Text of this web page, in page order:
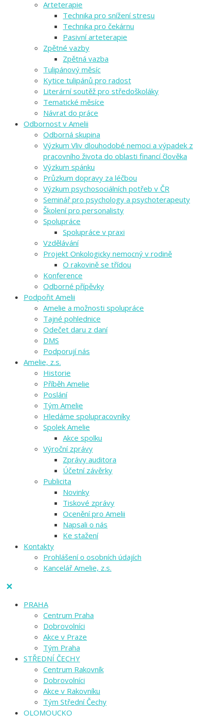
Arteterapie
Technika pro snížení stresu
Technika pro čekárnu
Pasivní arteterapie
Zpětné vazby
Zpětná vazba
Tulipánový měsíc
Kytice tulipánů pro radost
Literární soutěž pro středoškoláky
Tematické měsíce
Návrat do práce
Odbornost v Amelii
Odborná skupina
Výzkum Vliv dlouhodobé nemoci a výpadek z
pracovního života do oblasti financí člověka
Výzkum spánku
Průzkum dopravy za léčbou
Výzkum psychosociálních potřeb v ČR
Seminář pro psychology a psychoterapeuty
Školení pro personalisty
Spolupráce
Spolupráce v praxi
Vzdělávání
Projekt Onkologicky nemocný v rodině
O rakovině se třídou
Konference
Odborné přípěvky
Podpořit Amelii
Amelie a možnosti spolupráce
Tajné pohlednice
Odečet daru z daní
DMS
Podporují nás
Amelie, z.s.
Historie
Příběh Amelie
Poslání
Tým Amelie
Hledáme spolupracovníky
Spolek Amelie
Akce spolku
Výroční zprávy
Zprávy auditora
Účetní závěrky
Publicita
Novinky
Tiskové zprávy
Ocenění pro Amelii
Napsali o nás
Ke stažení
Kontakty
Prohlášení o osobních údajích
Kancelář Amelie, z.s.
PRAHA
Centrum Praha
Dobrovolníci
Akce v Praze
Tým Praha
STŘEDNÍ ČECHY
Centrum Rakovník
Dobrovolníci
Akce v Rakovníku
Tým Střední Čechy
OLOMOUCKO